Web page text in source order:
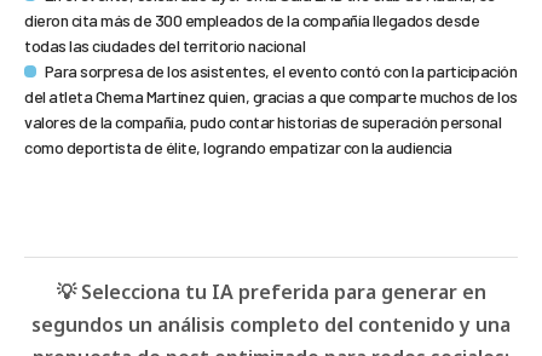
dieron cita más de 300 empleados de la compañía llegados desde
todas las ciudades del territorio nacional
Para sorpresa de los asistentes, el evento contó con la participación
del atleta Chema Martínez quien, gracias a que comparte muchos de los
valores de la compañía, pudo contar historias de superación personal
como deportista de élite, logrando empatizar con la audiencia
💡 Selecciona tu IA preferida para generar en
segundos un análisis completo del contenido y una